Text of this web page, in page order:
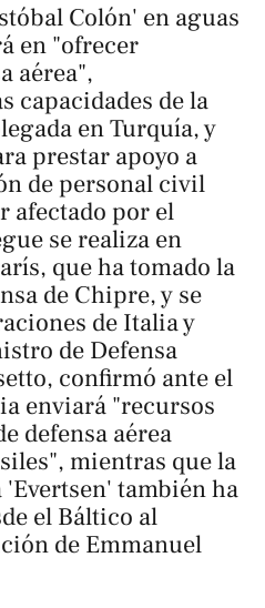
Colón' en aguas
en "ofrecer
aérea",
capacidades de la
en Turquía, y
prestar apoyo a
de personal civil
afectado por el
se realiza en
que ha tomado la
de Chipre, y se
de Italia y
de Defensa
confirmó ante el
enviará "recursos
defensa aérea
mientras que la
también ha
el Báltico al
de Emmanuel